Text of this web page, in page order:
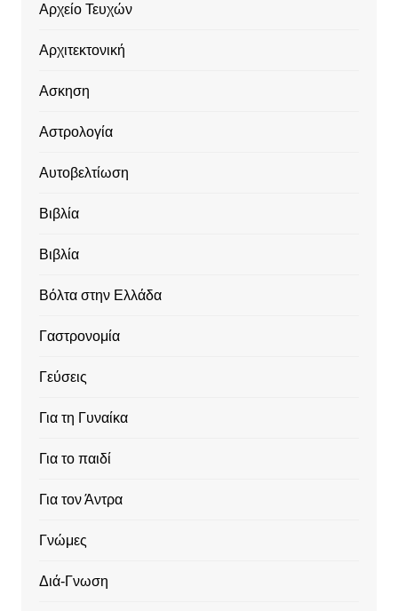
Αρχείο Τευχών
Αρχιτεκτονική
Ασκηση
Αστρολογία
Αυτοβελτίωση
Βιβλία
Βιβλία
Βόλτα στην Ελλάδα
Γαστρονομία
Γεύσεις
Για τη Γυναίκα
Για το παιδί
Για τον Άντρα
Γνώμες
Διά-Γνωση